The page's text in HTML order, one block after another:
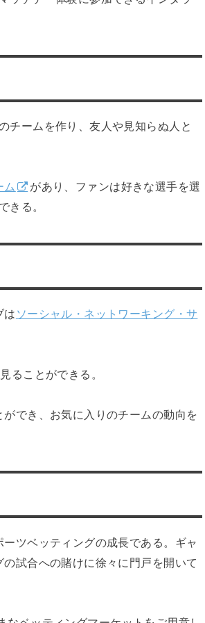
チームを作り、友人や見知らぬ人と
ム
があり、ファンは好きな選手を選
きる。
は ソーシャル・ネットワーキング・サ
ることができる。
でき、お気に入りのチームの動向を
ツベッティングの成長である。ギャ
試合への賭けに徐々に門戸を開いて